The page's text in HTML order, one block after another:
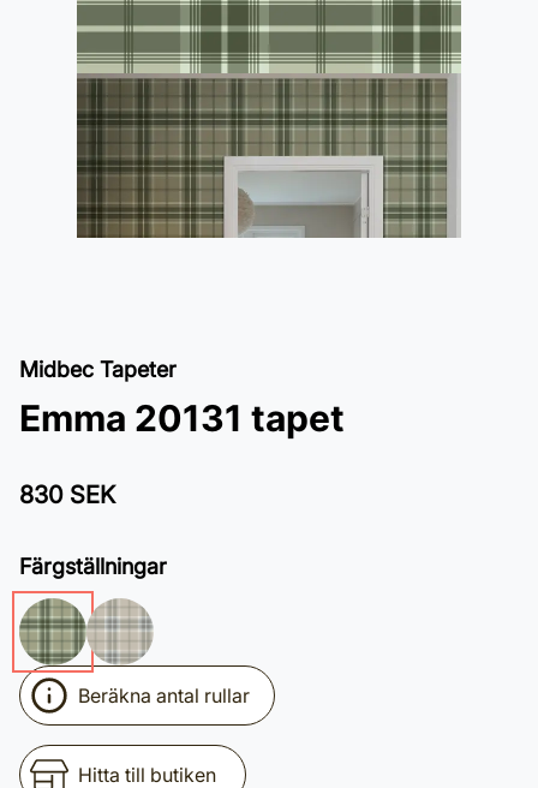
Midbec Tapeter
Emma 20131 tapet
830 SEK
Färgställningar
Beräkna antal rullar
Hitta till butiken